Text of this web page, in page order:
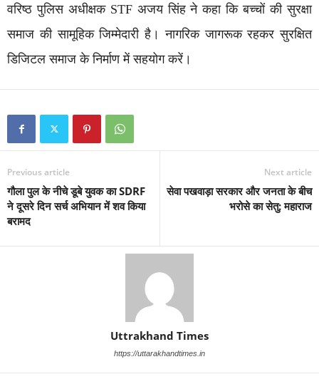
वरिष्ठ पुलिस अधीक्षक STF अजय सिंह ने कहा कि बच्चों की सुरक्षा
समाज की सामूहिक जिम्मेदारी है। नागरिक जागरूक रहकर सुरक्षित
डिजिटल समाज के निर्माण में सहयोग करें।
Previous article
गौला पुल के नीचे डूबे युवक का SDRF
ने दूसरे दिन सर्च अभियान में शव किया
बरामद
Next article
सेवा पखवाड़ा सरकार और जनता के बीच
भरोसे का सेतु: महाराज
Uttrakhand Times
https://uttarakhandtimes.in